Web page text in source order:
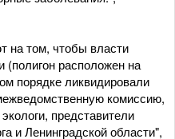
на том, чтобы власти
(полигон расположен на
порядке ликвидировали
комиссию,
представители
и Ленинградской области",